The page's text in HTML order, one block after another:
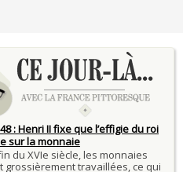
en fonte de Léon Mougeot
: mort d'Auguste Poulain,
30 JUILLET
: loi sur la liberté de la
: supplice de Robespierre
28 JUILLET
: bataille de Bouvines et
de François
n'amasse pas mousse
bien
à qui sait attendre
le 19 janvier 1544, mort le 5